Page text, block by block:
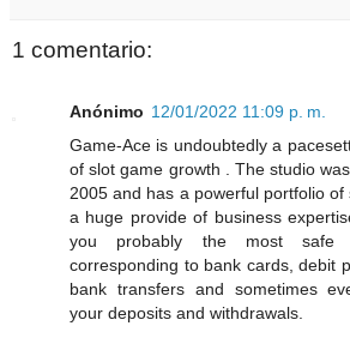
1 comentario:
Anónimo 12/01/2022 11:09 p. m.
Game-Ace is undoubtedly a
of slot game growth . The studio was
2005 and has a powerful portfolio
a huge provide of business
you probably the most safe
corresponding to bank cards, debit
bank transfers and sometimes
your deposits and withdrawals.